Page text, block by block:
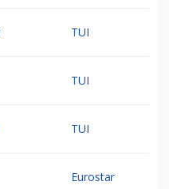
TUI
TUI
TUI
Eurostar